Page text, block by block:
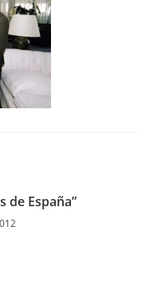
de España”